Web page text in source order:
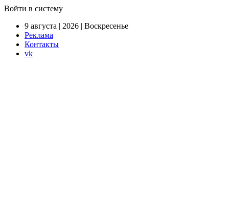
Войти в систему
9 августа | 2026 | Воскресенье
Реклама
Контакты
vk